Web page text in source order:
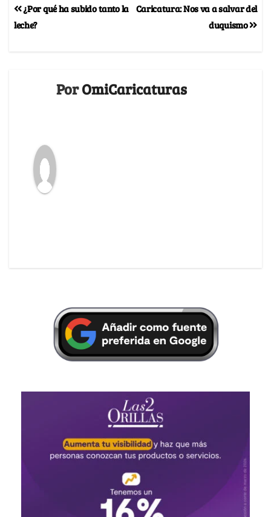
Caricatura: Nos va a salvar del
duquismo
¿Por qué ha subido tanto la
leche?
PorOmiCaricaturas